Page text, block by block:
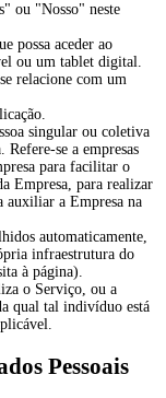
ou "Nosso" neste
possa aceder ao
ou um tablet digital.
relacione com um
singular ou coletiva
Refere-se a empresas
para facilitar o
Empresa, para realizar
auxiliar a Empresa na
automaticamente,
infraestrutura do
à página).
o Serviço, ou a
qual tal indivíduo está
Pessoais